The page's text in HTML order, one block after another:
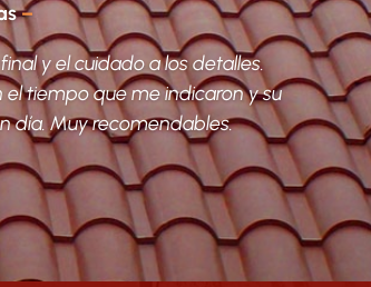
–
y el cuidado a los detalles.
tiempo que me indicaron y su
día. Muy recomendables.